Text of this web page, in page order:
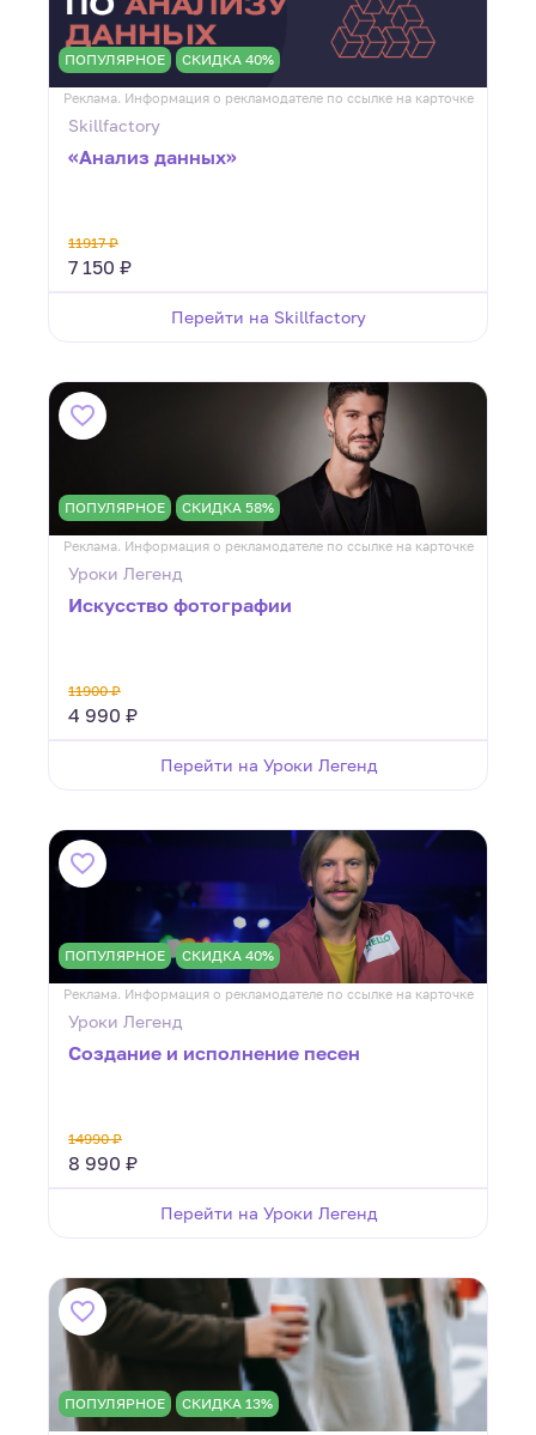
ПОПУЛЯРНОЕ СКИДКА 40%
Реклама. Информация о рекламодателе по ссылке на карточке
Skillfactory
«Анализ данных»
11917 ₽
7 150 ₽
Перейти на Skillfactory
ПОПУЛЯРНОЕ СКИДКА 58%
Реклама. Информация о рекламодателе по ссылке на карточке
Уроки Легенд
Искусство фотографии
11900 ₽
4 990 ₽
Перейти на Уроки Легенд
ПОПУЛЯРНОЕ СКИДКА 40%
Реклама. Информация о рекламодателе по ссылке на карточке
Уроки Легенд
Создание и исполнение песен
14990 ₽
8 990 ₽
Перейти на Уроки Легенд
ПОПУЛЯРНОЕ СКИДКА 13%